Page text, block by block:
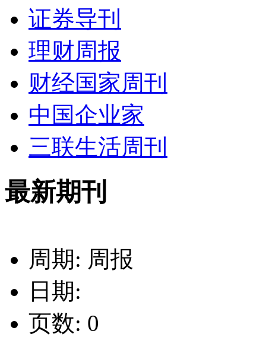
证券导刊
理财周报
财经国家周刊
中国企业家
三联生活周刊
最新期刊
周期: 周报
日期:
页数: 0